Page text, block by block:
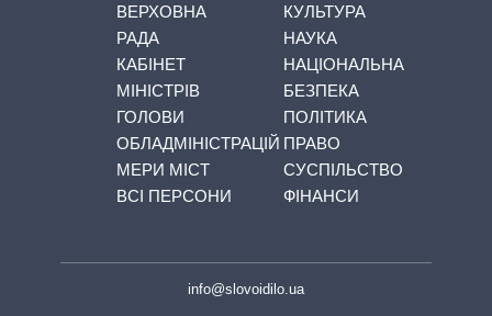
ВЕРХОВНА
РАДА
КАБІНЕТ
МІНІСТРІВ
ГОЛОВИ
ОБЛАДМІНІСТРАЦІЙ
МЕРИ МІСТ
ВСІ ПЕРСОНИ
КУЛЬТУРА
НАУКА
НАЦІОНАЛЬНА
БЕЗПЕКА
ПОЛІТИКА
ПРАВО
СУСПІЛЬСТВО
ФІНАНСИ
info@slovoidilo.ua